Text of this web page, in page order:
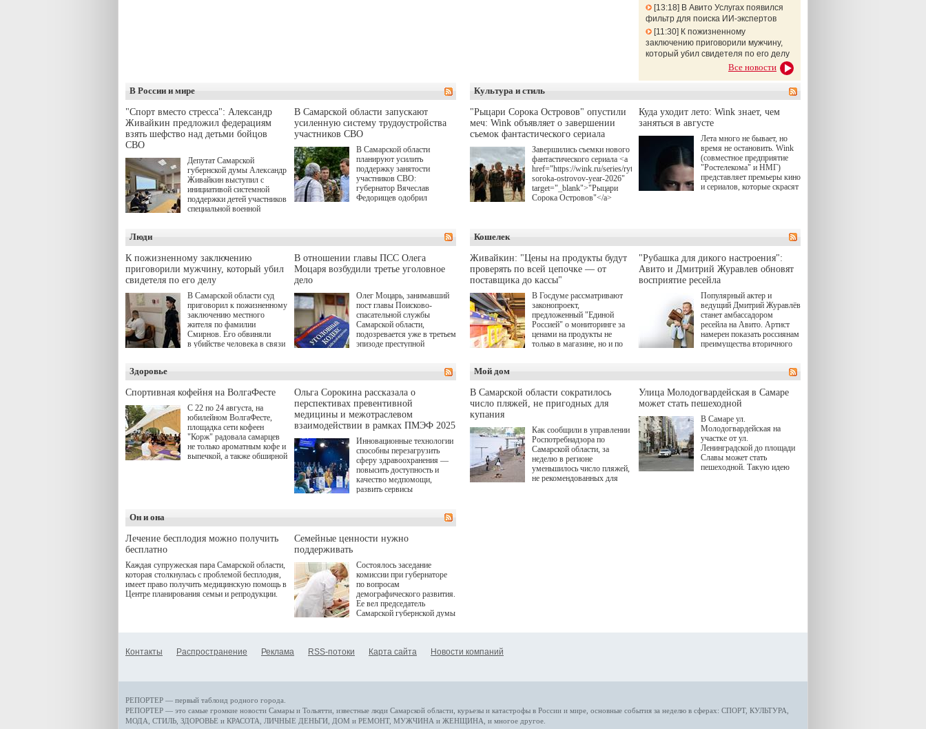
13:18 В Авито Услугах появился
фильтр для поиска ИИ-экспертов
11:30 К пожизненному
заключению приговорили мужчину,
который убил свидетеля по его делу
Все новости
В России и мире
"Спорт вместо стресса": Александр
Живайкин предложил федерациям
взять шефство над детьми бойцов
СВО
Депутат Самарской
губернской думы Александр
Живайкин выступил с
инициативой системной
поддержки детей участников
специальной военной
"Помощь фронту и семьям
участников СВО", которая
прошла в Отрадном 7
августа.
В Самарской области запускают
усиленную систему трудоустройства
участников СВО
В Самарской области
планируют усилить
поддержку занятости
участников СВО:
губернатор Вячеслав
Федорищев одобрил
Живайкина, направленные
на трудоустройство и более
спокойную адаптацию к
мирной жизни.
Культура и стиль
"Рыцари Сорока Островов" опустили
меч: Wink объявляет о завершении
съемок фантастического сериала
Завершились съемки нового
фантастического сериала <a
href="https://wink.ru/series/rytsari-
soroka-ostrovov-year-2026"
target="_blank">"Рыцари
Сорока Островов"</a>
одноименного романа
Сергея Лукьяненко. Главные
роли в проекте исполнили
Артем Кошман, Полина
Гухман, Вероника
Устимова, Олег Савостюк,
Святослав Рогожан, Кузьма
Котрелёв, Никита
Кологривый, Елисей
Чучилин, Александра
Нестерова, Ника Жукова, а
Волкова в роли родителей.
Режиссер-постановщик
проекта — Егор Чичканов
(сериалы "Комбинация", "И
Куда уходит лето: Wink знает, чем
заняться в августе
Лета много не бывает, но
время не остановить. Wink
(совместное предприятие
"Ростелекома" и НМГ)
представляет премьеры кино
и сериалов, которые скрасят
target="_blank">"Холод"
</a> (18+) останется только
на экране — весь август по
четвергам продолжат
выходить новые эпизоды
сериала, в котором
беспощадным возмездием в
духе графа Монте-Кристо
занимается наша
современница.
Люди
К пожизненному заключению
приговорили мужчину, который убил
свидетеля по его делу
В Самарской области суд
приговорил к пожизненному
заключению местного
жителя по фамилии
Смирнов. Его обвиняли
в убийстве человека в связи
В отношении главы ПСС Олега
Моцаря возбудили третье уголовное
дело
Олег Моцарь, занимавший
пост главы Поисково-
спасательной службы
Самарской области,
подозревается уже в третьем
эпизоде преступной
о превышении полномочий,
а сам он находится в СИЗО.
Кошелек
Живайкин: "Цены на продукты будут
проверять по всей цепочке — от
поставщика до кассы"
В Госдуме рассматривают
законопроект,
предложенный "Единой
Россией" о мониторинге за
ценами на продукты не
только в магазине, но и по
подорожания было понятно,
где именно цена "поехала"
вверх и кто её разогнал.
"Рубашка для дикого настроения":
Авито и Дмитрий Журавлев обновят
восприятие ресейла
Популярный актер и
ведущий Дмитрий Журавлёв
станет амбассадором
ресейла на Авито. Артист
намерен показать россиянам
преимущества вторичного
для современного и умного
человека.
Здоровье
Спортивная кофейня на ВолгаФесте
С 22 по 24 августа, на
юбилейном ВолгаФесте,
площадка сети кофеен
"Корж" радовала самарцев
не только ароматным кофе и
выпечкой, а также обширной
Ольга Сорокина рассказала о
перспективах превентивной
медицины и межотраслевом
взаимодействии в рамках ПМЭФ 2025
Инновационные технологии
способны перезагрузить
сферу здравоохранения —
повысить доступность и
качество медпомощи,
развить сервисы
определенными барьерами.
К ним можно отнести
возникающие при работе с
данными пациентов. Для
более динамичного роста
проникновения инноваций в
сегмент необходимо кросс-
отраслевое взаимодействие
рассказала Ольга Сорокина,
ходе сессии "Развитие
качества жизни" в рамках
ПМЭФ 2025. В дискуссии
Мой дом
В Самарской области сократилось
число пляжей, не пригодных для
купания
Как сообщили в управлении
Роспотребнадзора по
Самарской области, за
неделю в регионе
уменьшилось число пляжей,
не рекомендованных для
Улица Молодогвардейская в Самаре
может стать пешеходной
В Самаре ул.
Молодогвардейская на
участке от ул.
Ленинградской до площади
Славы может стать
пешеходной. Такую идею
Он и она
Лечение бесплодия можно получить
бесплатно
Каждая супружеская пара Самарской области,
которая столкнулась с проблемой бесплодия,
имеет право получить медицинскую помощь в
Центре планирования семьи и репродукции.
Семейные ценности нужно
поддерживать
Состоялось заседание
комиссии при губернаторе
по вопросам
демографического развития.
Ее вел председатель
Самарской губернской думы
Контакты Распространение Реклама RSS-потоки Карта сайта Новости компаний
РЕПОРТЕР — первый таблоид родного города.
РЕПОРТЕР — это самые громкие новости Самары и Тольятти, известные люди Самарской области, курьезы и катастрофы в России и мире , основные события за неделю в сферах: СПОРТ, КУЛЬТУРА,
МОДА, СТИЛЬ ЗДОРОВЬЕ и КРАСОТА ЛИЧНЫЕ ДЕНЬГИ ДОМ и РЕМОНТ, МУЖЧИНА и ЖЕНЩИНА , и многое другое